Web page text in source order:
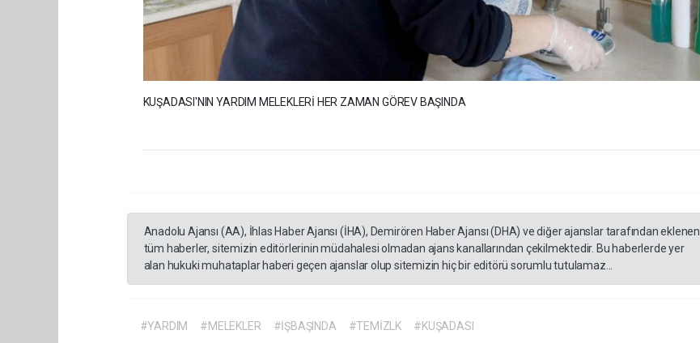
KUŞADASI'NIN YARDIM MELEKLERİ HER ZAMAN GÖREV BAŞINDA
Anadolu Ajansı (AA), İhlas Haber Ajansı (İHA), Demirören Haber Ajansı (DHA) ve diğer ajanslar tarafından eklenen
tüm haberler, sitemizin editörlerinin müdahalesi olmadan ajans kanallarından çekilmektedir. Bu haberlerde yer
alan hukuki muhataplar haberi geçen ajanslar olup sitemizin hiç bir editörü sorumlu tutulamaz...
#YARDIM #MELEKLER #İŞBAŞINDA #TEMİZLK #KUŞADASI